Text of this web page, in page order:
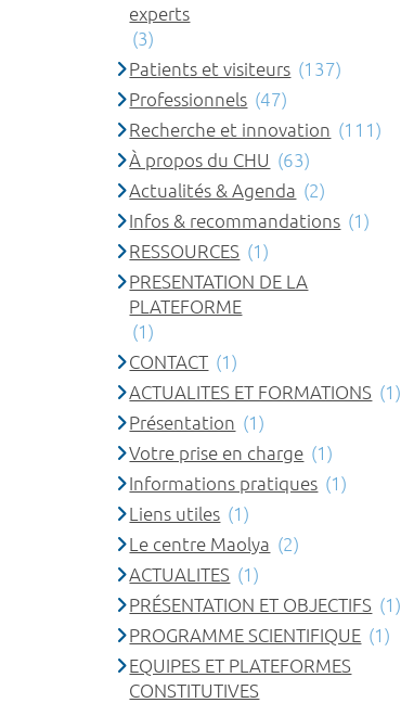
experts
(3)
Patients et visiteurs (137)
Professionnels (47)
Recherche et innovation (111)
À propos du CHU (63)
Actualités & Agenda (2)
Infos & recommandations (1)
RESSOURCES (1)
PRESENTATION DE LA
PLATEFORME
(1)
CONTACT (1)
ACTUALITES ET FORMATIONS (1)
Présentation (1)
Votre prise en charge (1)
Informations pratiques (1)
Liens utiles (1)
Le centre Maolya (2)
ACTUALITES (1)
PRÉSENTATION ET OBJECTIFS (1)
PROGRAMME SCIENTIFIQUE (1)
EQUIPES ET PLATEFORMES
CONSTITUTIVES